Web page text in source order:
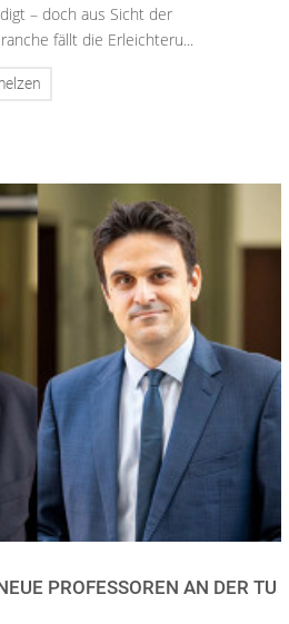
– doch aus Sicht der
fällt die Erleichteru...
PROFESSOREN AN DER TU